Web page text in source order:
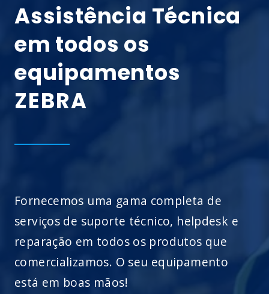
Assistência Técnica
em todos os
equipamentos
ZEBRA
Fornecemos uma gama completa de
serviços de suporte técnico, helpdesk e
reparação em todos os produtos que
comercializamos. O seu equipamento
está em boas mãos!